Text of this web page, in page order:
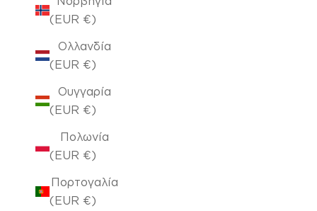
(EUR €)
Ολλανδία
(EUR €)
Ουγγαρία
(EUR €)
Πολωνία
(EUR €)
Πορτογαλία
(EUR €)